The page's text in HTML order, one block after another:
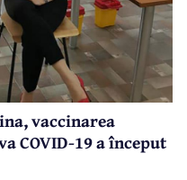
vaccinarea
COVID-19 a început